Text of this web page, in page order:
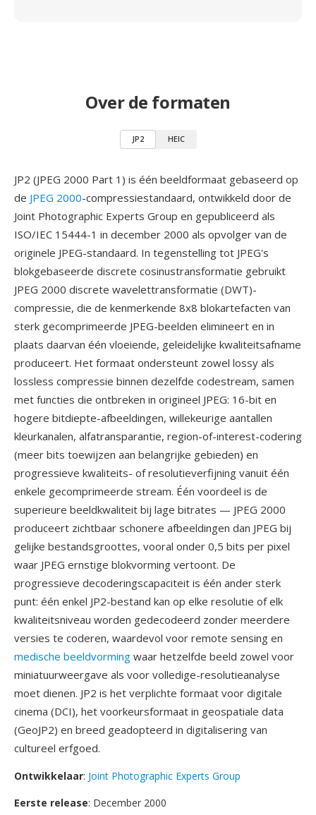
Over de formaten
JP2 HEIC
JP2 (JPEG 2000 Part 1) is één beeldformaat gebaseerd op
de JPEG 2000-compressiestandaard, ontwikkeld door de
Joint Photographic Experts Group en gepubliceerd als
ISO/IEC 15444-1 in december 2000 als opvolger van de
originele JPEG-standaard. In tegenstelling tot JPEG's
blokgebaseerde discrete cosinustransformatie gebruikt
JPEG 2000 discrete wavelettransformatie (DWT)-
compressie, die de kenmerkende 8x8 blokartefacten van
sterk gecomprimeerde JPEG-beelden elimineert en in
plaats daarvan één vloeiende, geleidelijke kwaliteitsafname
produceert. Het formaat ondersteunt zowel lossy als
lossless compressie binnen dezelfde codestream, samen
met functies die ontbreken in origineel JPEG: 16-bit en
hogere bitdiepte-afbeeldingen, willekeurige aantallen
kleurkanalen, alfatransparantie, region-of-interest-codering
(meer bits toewijzen aan belangrijke gebieden) en
progressieve kwaliteits- of resolutieverfijning vanuit één
enkele gecomprimeerde stream. Één voordeel is de
superieure beeldkwaliteit bij lage bitrates — JPEG 2000
produceert zichtbaar schonere afbeeldingen dan JPEG bij
gelijke bestandsgroottes, vooral onder 0,5 bits per pixel
waar JPEG ernstige blokvorming vertoont. De
progressieve decoderingscapaciteit is één ander sterk
punt: één enkel JP2-bestand kan op elke resolutie of elk
kwaliteitsniveau worden gedecodeerd zonder meerdere
versies te coderen, waardevol voor remote sensing en
medische beeldvorming waar hetzelfde beeld zowel voor
miniatuurweergave als voor volledige-resolutieanalyse
moet dienen. JP2 is het verplichte formaat voor digitale
cinema (DCI), het voorkeursformaat in geospatiale data
(GeoJP2) en breed geadopteerd in digitalisering van
cultureel erfgoed.
Ontwikkelaar: Joint Photographic Experts Group
Eerste release: December 2000